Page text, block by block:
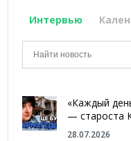
Интервью
«Каждый
— староста
28.07.2026